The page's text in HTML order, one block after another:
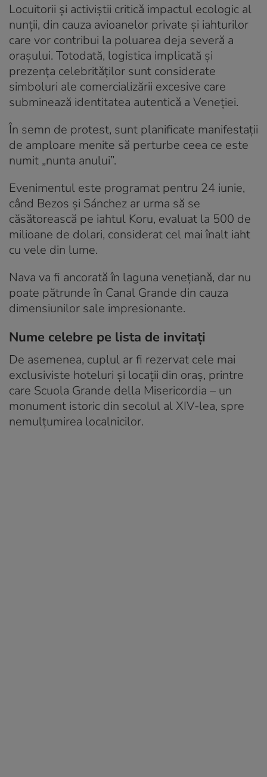
Locuitorii și activiștii critică impactul ecologic al
nunții, din cauza avioanelor private și iahturilor
care vor contribui la poluarea deja severă a
orașului. Totodată, logistica implicată și
prezența celebrităților sunt considerate
simboluri ale comercializării excesive care
subminează identitatea autentică a Veneției.
În semn de protest, sunt planificate manifestații
de amploare menite să perturbe ceea ce este
numit „nunta anului”.
Evenimentul este programat pentru 24 iunie,
când Bezos și Sánchez ar urma să se
căsătorească pe iahtul Koru, evaluat la 500 de
milioane de dolari, considerat cel mai înalt iaht
cu vele din lume.
Nava va fi ancorată în laguna venețiană, dar nu
poate pătrunde în Canal Grande din cauza
dimensiunilor sale impresionante.
Nume celebre pe lista de invitați
De asemenea, cuplul ar fi rezervat cele mai
exclusiviste hoteluri și locații din oraș, printre
care Scuola Grande della Misericordia – un
monument istoric din secolul al XIV-lea, spre
nemulțumirea localnicilor.